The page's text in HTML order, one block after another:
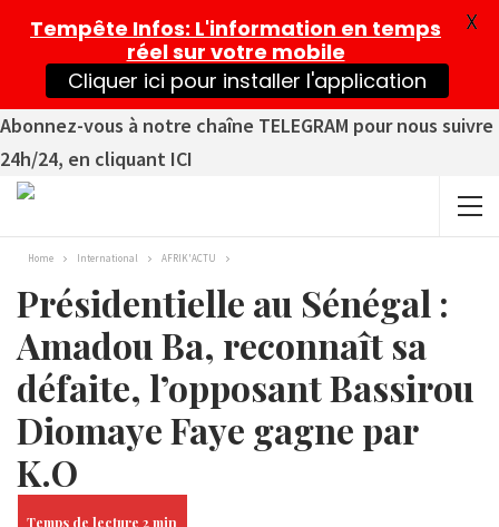
Abonnez-vous à notre chaîne TELEGRAM pour nous suivre
24h/24, en cliquant ICI
Home International AFRIK'ACTU
Présidentielle au Sénégal :
Amadou Ba, reconnaît sa
défaite, l’opposant Bassirou
Diomaye Faye gagne par
K.O
Tempête Infos: L'information en temps
réel sur votre mobile
Cliquer ici pour installer l'application
X